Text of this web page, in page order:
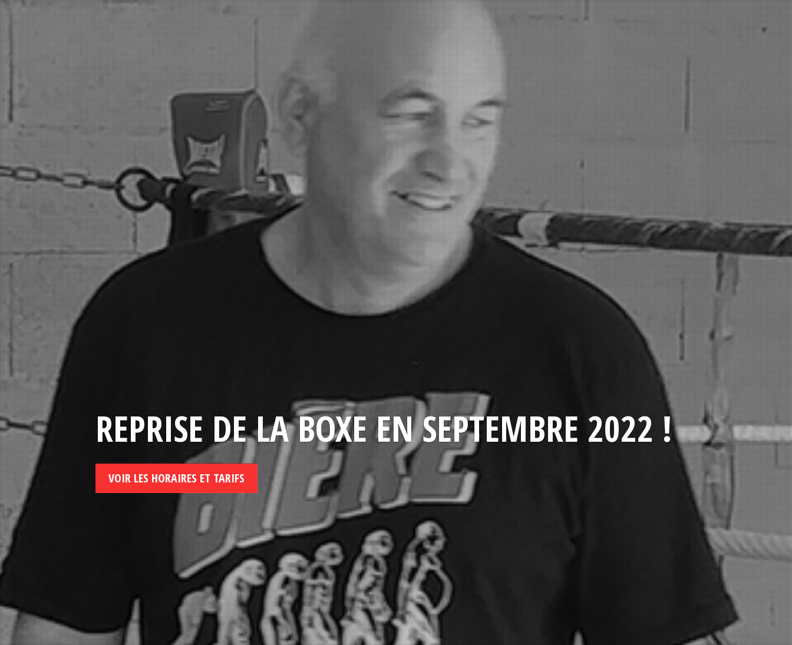
REPRISE DE LA BOXE EN SEPTEMBRE 2022 !
VOIR LES HORAIRES ET TARIFS